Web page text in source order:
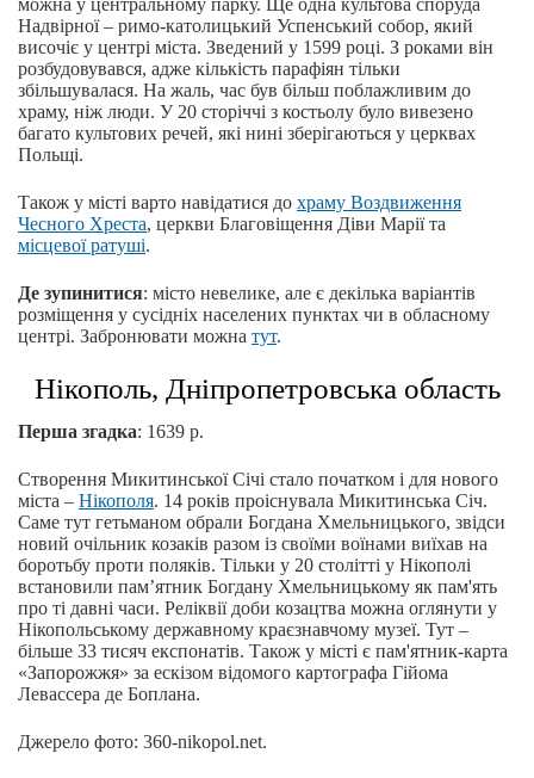
можна у центральному парку. Ще одна культова споруда
Надвірної – римо-католицький Успенський собор, який
височіє у центрі міста. Зведений у 1599 році. З роками він
розбудовувався, адже кількість парафіян тільки
збільшувалася. На жаль, час був більш поблажливим до
храму, ніж люди. У 20 сторіччі з костьолу було вивезено
багато культових речей, які нині зберігаються у церквах
Польщі.
Також у місті варто навідатися до храму Воздвиження
Чесного Хреста, церкви Благовіщення Діви Марії та
місцевої ратуші.
Де зупинитися: місто невелике, але є декілька варіантів
розміщення у сусідніх населених пунктах чи в обласному
центрі. Забронювати можна тут.
Нікополь, Дніпропетровська область
Перша згадка: 1639 р.
Створення Микитинської Січі стало початком і для нового
міста – Нікополя. 14 років проіснувала Микитинська Січ.
Саме тут гетьманом обрали Богдана Хмельницького, звідси
новий очільник козаків разом із своїми воїнами виїхав на
боротьбу проти поляків. Тільки у 20 столітті у Нікополі
встановили пам’ятник Богдану Хмельницькому як пам'ять
про ті давні часи. Реліквії доби козацтва можна оглянути у
Нікопольському державному краєзнавчому музеї. Тут –
більше 33 тисяч експонатів. Також у місті є пам'ятник-карта
«Запорожжя» за ескізом відомого картографа Гійома
Левассера де Боплана.
Джерело фото: 360-nikopol.net.